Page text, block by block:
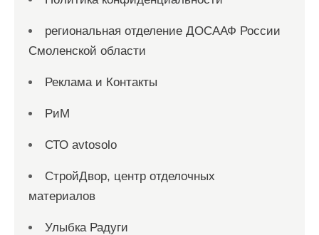
региональная отделение ДОСААФ России
Смоленской области
Реклама и Контакты
РиМ
СТО avtosolo
СтройДвор, центр отделочных
материалов
Улыбка Радуги